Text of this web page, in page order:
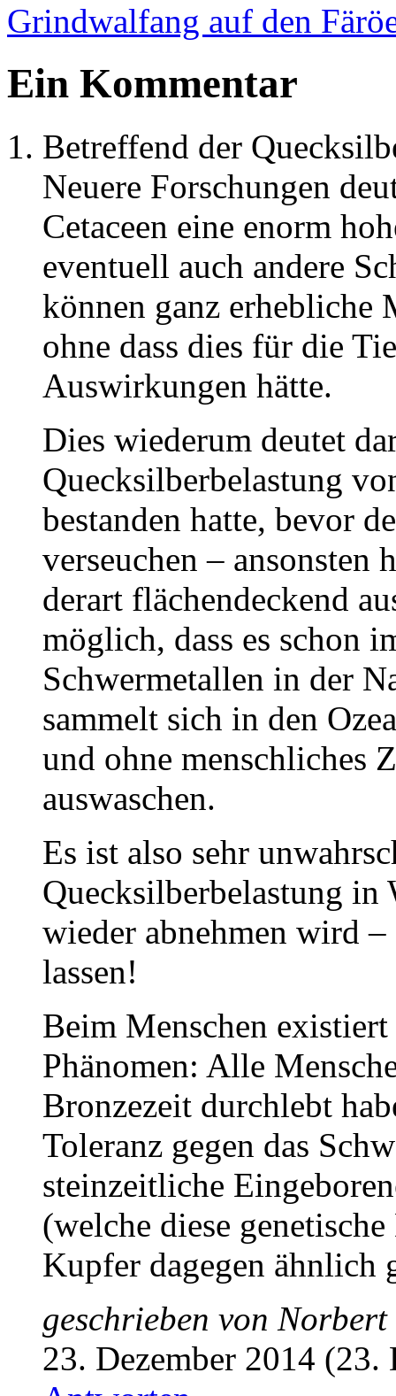
Grindwalfang auf den
Ein Kommentar
Betreffend der
Neuere Forschungen
Cetaceen eine enorm
eventuell auch andere
können ganz erhebliche
ohne dass dies für die
Auswirkungen hätte.
Dies wiederum deutet
Quecksilberbelastung
bestanden hatte, bevor
verseuchen – ansonsten
derart flächendeckend
möglich, dass es schon
Schwermetallen in der
sammelt sich in den
und ohne menschliches
auswaschen.
Es ist also sehr
Quecksilberbelastung
wieder abnehmen wird
lassen!
Beim Menschen
Phänomen: Alle
Bronzezeit durchlebt
Toleranz gegen das
steinzeitliche
(welche diese
Kupfer dagegen
geschrieben von Norbert
23. Dezember 2014 (23.